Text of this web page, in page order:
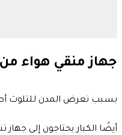
جهاز منقي هواء
بسبب تعرض المدن للتلوث
أيضًا الكبار يحتاجون إلى